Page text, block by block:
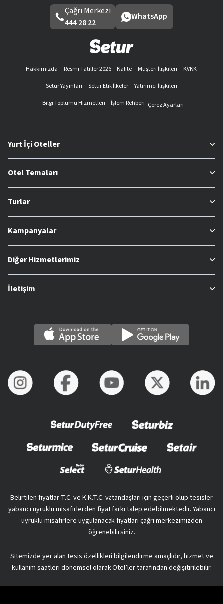
Çağrı Merkezi
444 28 22
WhatsApp
Hakkımızda Resmi Tatiller 2026 Kalite Müşteri İlişkileri
KVKK
Setur Yayınları
Setur Etik İlkeler
Yatırımcı İlişkileri
Bilgi Toplumu Hizmetleri
İşlem Rehberi Çerez Ayarları
Yurt İçi Oteller
Otel Temaları
Turlar
Kampanyalar
Diğer Hizmetlerimiz
İletişim
Belirtilen fiyatlar T.C. ve K.K.T.C. vatandaşları için geçerli olup tesisler
yabancı uyruklu misafirlerden fiyat farkı talep edebilmektedir. Yabancı
uyruklu misafirlere uygulanacak fiyatları çağrı merkezimizden
öğrenebilirsiniz.
Sitemizde yer alan tesis özellikleri bilgilendirme amaçlıdır, hizmet ve
kullanım saatleri dönemsel olarak Otel’ler tarafından değişitirilebilir.